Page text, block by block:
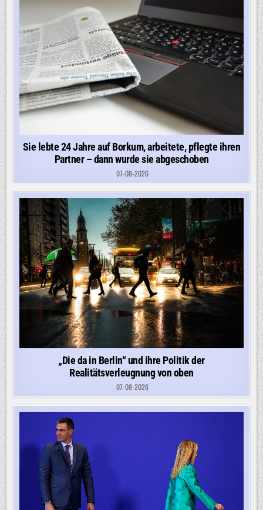
Sie lebte 24 Jahre auf Borkum, arbeitete, pflegte ihren
Partner – dann wurde sie abgeschoben
07-08-2026
„Die da in Berlin“ und ihre Politik der
Realitätsverleugnung von oben
07-08-2026